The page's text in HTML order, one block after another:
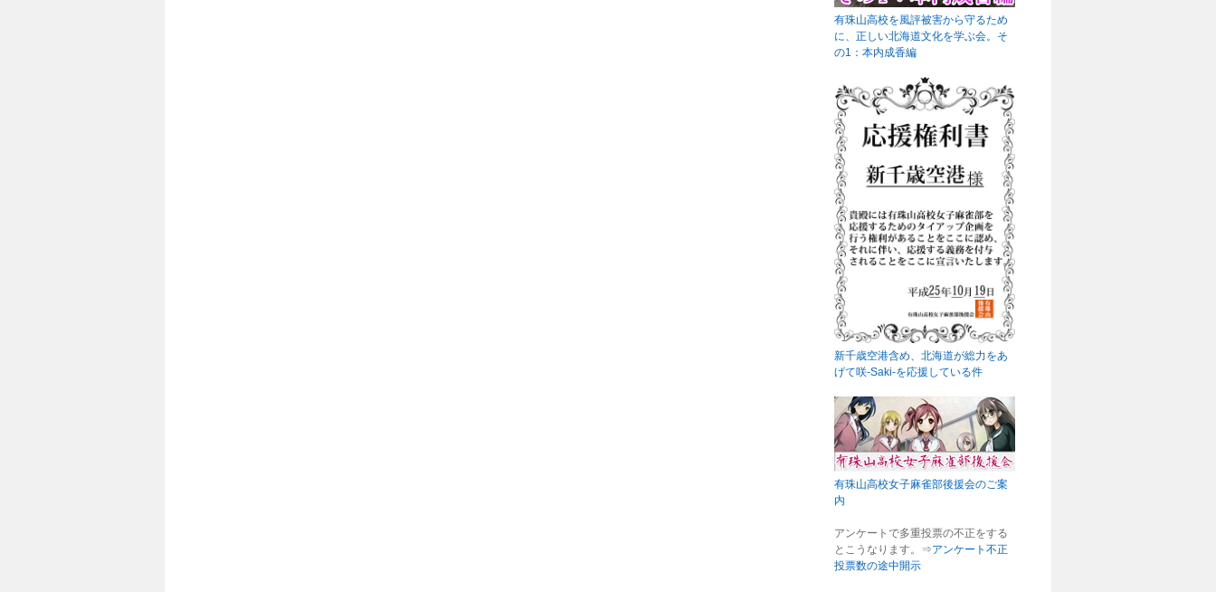
有珠山高校を風評被害から守るため
に、正しい北海道文化を学ぶ会。そ
の1：本内成香編
新千歳空港含め、北海道が総力をあ
げて咲-Saki-を応援している件
有珠山高校女子麻雀部後援会のご案
内
アンケートで多重投票の不正をする
とこうなります。⇒アンケート不正
投票数の途中開示